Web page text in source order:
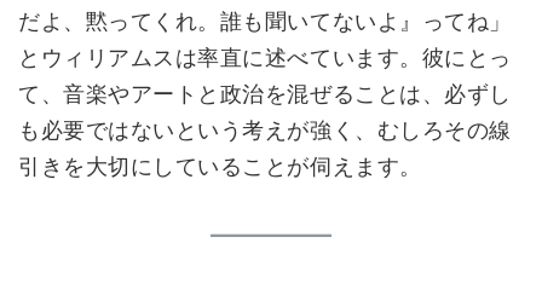
だよ、黙ってくれ。誰も聞いてないよ』ってね」
とウィリアムスは率直に述べています。彼にとっ
て、音楽やアートと政治を混ぜることは、必ずし
も必要ではないという考えが強く、むしろその線
引きを大切にしていることが伺えます。